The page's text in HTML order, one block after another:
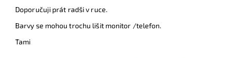
Doporučuji prát radši v ruce.
Barvy se mohou trochu lišit monitor /telefon.
Tami